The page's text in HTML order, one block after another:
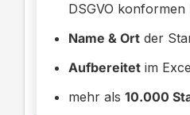
DSGVO konformen
Name & Ort der
Aufbereitet im
mehr als 10.000